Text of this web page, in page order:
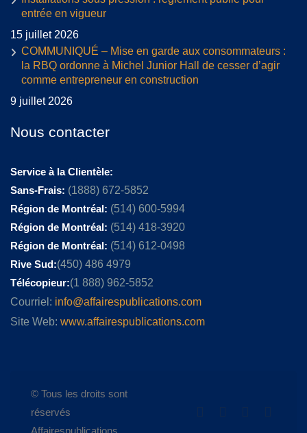
entrée en vigueur
15 juillet 2026
COMMUNIQUÉ – Mise en garde aux consommateurs :
la RBQ ordonne à Michel Junior Hall de cesser d’agir
comme entrepreneur en construction
9 juillet 2026
Nous contacter
Service à la Clientèle:
Sans-Frais: (1888) 672-5852
Région de Montréal: (514) 600-5994
Région de Montréal: (514) 418-3920
Région de Montréal: (514) 612-0498
Rive Sud:(450) 486 4979
Télécopieur:(1 888) 962-5852
Courriel: info@affairespublications.com
Site Web: www.affairespublications.com
© Tous les droits sont
réservés
Affairespublications.